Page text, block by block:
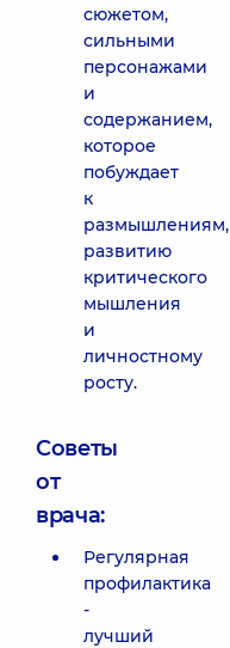
сюжетом,
сильными
персонажами
и
содержанием,
которое
побуждает
к
размышлениям,
развитию
критического
мышления
и
личностному
росту.
Советы
от
врача:
Регулярная
профилактика
-
лучший